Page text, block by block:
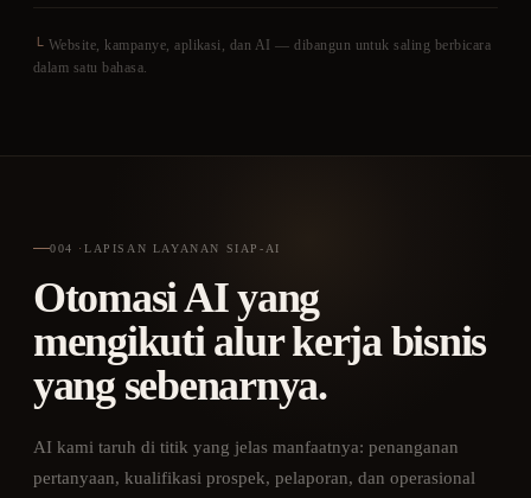
└ Website, kampanye, aplikasi, dan AI — dibangun untuk saling berbicara
dalam satu bahasa.
004 ·LAPISAN LAYANAN SIAP-AI
Otomasi AI yang
mengikuti alur kerja bisnis
yang sebenarnya.
AI kami taruh di titik yang jelas manfaatnya: penanganan
pertanyaan, kualifikasi prospek, pelaporan, dan operasional